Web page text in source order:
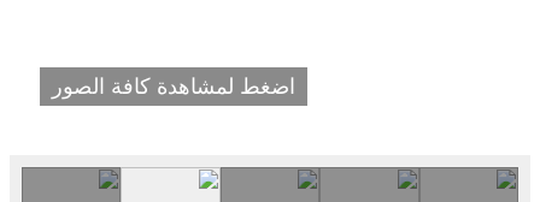
اضغط لمشاهدة كافة الصور